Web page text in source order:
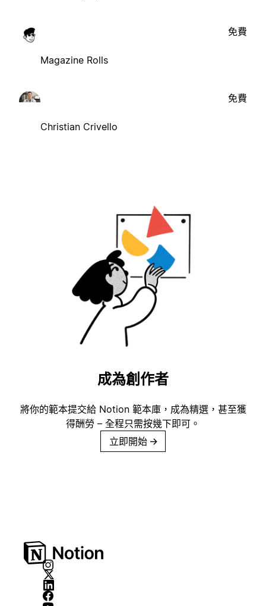
Magazine Rolls
免費
Christian Crivello
免費
成為創作者
將你的範本提交給 Notion 範本庫，成為精選，甚至獲
得酬勞 – 全程只需按幾下即可。
立即開始 →